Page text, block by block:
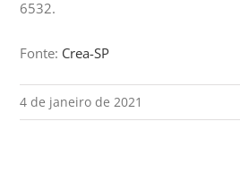
6532.
Fonte: Crea-SP
4 de janeiro de 2021